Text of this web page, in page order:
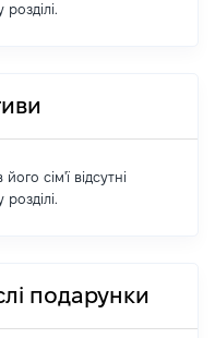
сім'ї відсутні
подарунки